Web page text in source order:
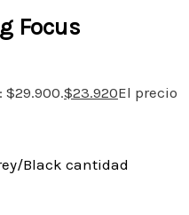
Focus
$23.920El precio
Black cantidad